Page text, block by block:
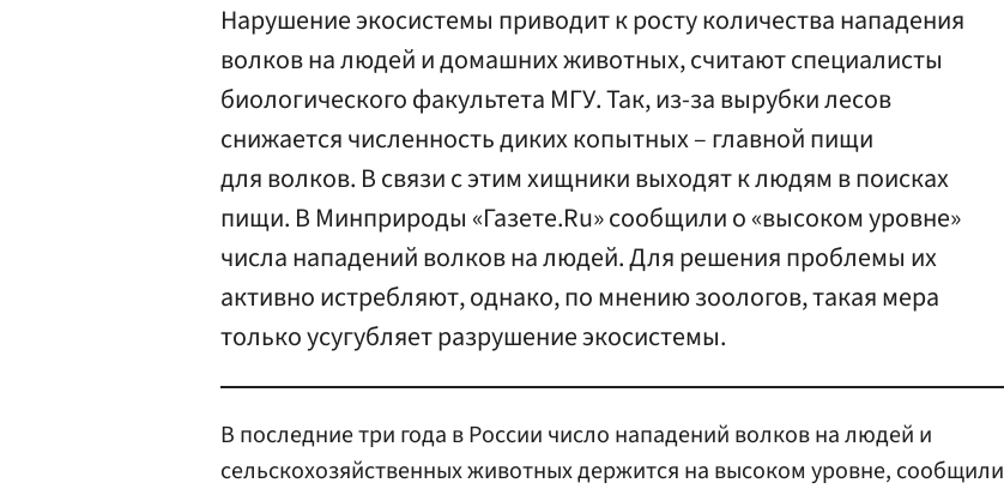
Нарушение экосистемы приводит к росту количества нападения
волков на людей и домашних животных, считают специалисты
биологического факультета МГУ. Так, из-за вырубки лесов
снижается численность диких копытных – главной пищи
для волков. В связи с этим хищники выходят к людям в поисках
пищи. В Минприроды «Газете.Ru» сообщили о «высоком уровне»
числа нападений волков на людей. Для решения проблемы их
активно истребляют, однако, по мнению зоологов, такая мера
только усугубляет разрушение экосистемы.
В последние три года в России число нападений волков на людей и
сельскохозяйственных животных держится на высоком уровне, сообщили